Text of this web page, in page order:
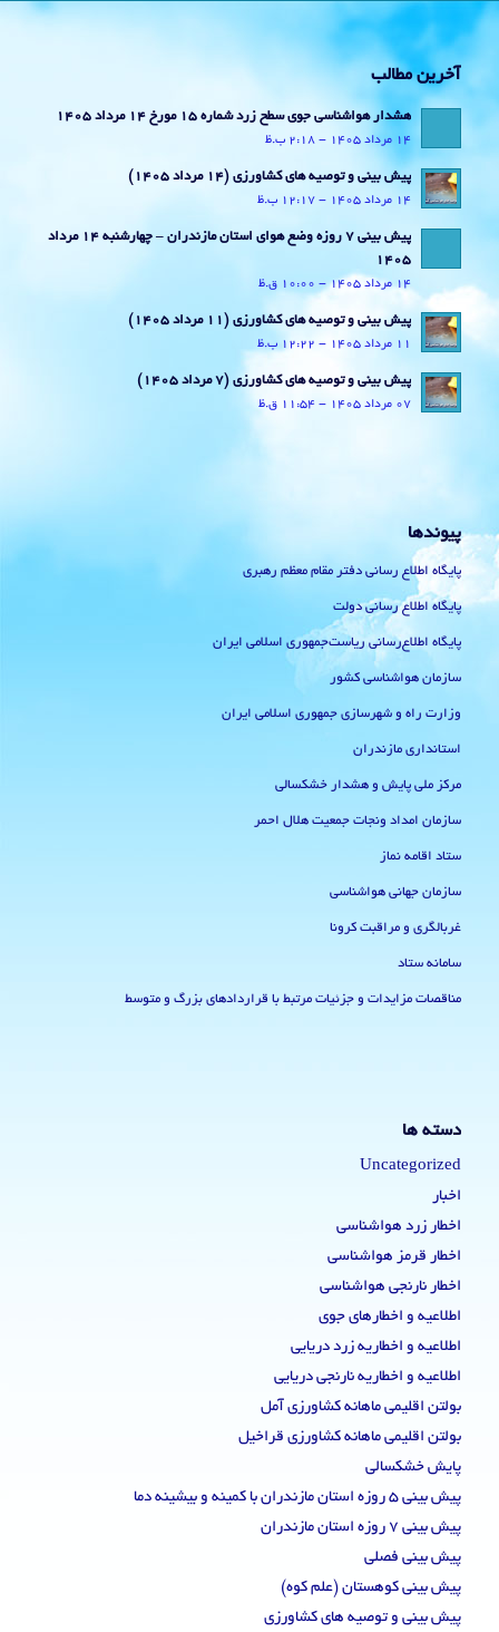
آخرین مطالب
هشدار هواشناسی جوی سطح زرد شماره 15 مورخ 14 مرداد 1405
14 مرداد 1405 - 2:18 ب.ظ
پیش بینی و توصیه های کشاورزی (14 مرداد ۱۴۰۵)
14 مرداد 1405 - 12:17 ب.ظ
پیش بینی 7 روزه وضع هوای استان مازندران – چهارشنبه 14 مرداد
1405
14 مرداد 1405 - 10:00 ق.ظ
پیش بینی و توصیه های کشاورزی (11 مرداد ۱۴۰۵)
11 مرداد 1405 - 12:22 ب.ظ
پیش بینی و توصیه های کشاورزی (7 مرداد ۱۴۰۵)
07 مرداد 1405 - 11:54 ق.ظ
پیوندها
پایگاه اطلاع رسانی دفتر مقام معظم رهبری
پایگاه اطلاع رسانی دولت
پایگاه اطلاع‌رسانی ریاست‌جمهوری اسلامی ایران
سازمان هواشناسی کشور
وزارت راه و شهرسازی جمهوری اسلامی ایران
استانداری مازندران
مرکز ملی پایش و هشدار خشکسالی
سازمان امداد ونجات جمعیت هلال احمر
ستاد اقامه نماز
سازمان جهانی هواشناسی
غربالگری و مراقبت کرونا
سامانه ستاد
مناقصات مزایدات و جزئیات مرتبط با قراردادهای بزرگ و متوسط
دسته ها
Uncategorized
اخبار
اخطار زرد هواشناسی
اخطار قرمز هواشناسی
اخطار نارنجی هواشناسی
اطلاعیه و اخطارهای جوی
اطلاعیه و اخطاریه زرد دریایی
اطلاعیه و اخطاریه نارنجی دریایی
بولتن اقلیمی ماهانه کشاورزی آمل
بولتن اقلیمی ماهانه کشاورزی قراخیل
پایش خشکسالی
پیش بینی 5 روزه استان مازندران با کمینه و بیشینه دما
پیش بینی 7 روزه استان مازندران
پیش بینی فصلی
پیش بینی کوهستان (علم کوه)
پیش بینی و توصیه های کشاورزی